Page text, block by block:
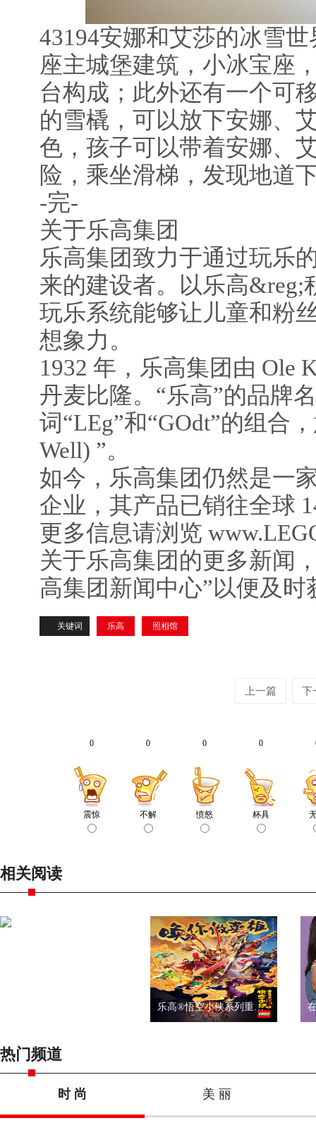
43194安娜和艾莎的冰雪
座主城堡建筑，小冰宝座
台构成；此外还有一个可
的雪橇，可以放下安娜、
色，孩子可以带着安娜、
险，乘坐滑梯，发现地道
-完-
关于乐高集团
乐高集团致力于通过玩乐
来的建设者。以乐高&reg;
玩乐系统能够让儿童和粉
想象力。
1932 年，乐高集团由 Ole
丹麦比隆。“乐高”的品牌
词“LEg”和“GOdt”的组合
Well) ”。
如今，乐高集团仍然是一
企业，其产品已销往全球
更多信息请浏览
关于乐高集团的更多新闻
高集团新闻中心”以便及时
关键词 乐高 照相馆
上一篇 下
0
震惊
0
不解
0
愤怒
0
杯具
相关阅读
乐高®悟空小侠系列重磅发布，开启全新英雄篇章
热门频道
时 尚 美 丽